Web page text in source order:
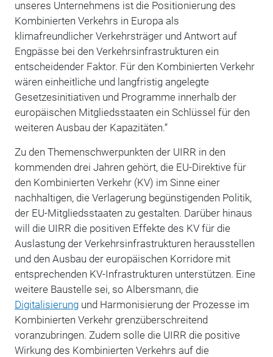
unseres Unternehmens ist die Positionierung des
Kombinierten Verkehrs in Europa als
klimafreundlicher Verkehrsträger und Antwort auf
Engpässe bei den Verkehrsinfrastrukturen ein
entscheidender Faktor. Für den Kombinierten Verkehr
wären einheitliche und langfristig angelegte
Gesetzesinitiativen und Programme innerhalb der
europäischen Mitgliedsstaaten ein Schlüssel für den
weiteren Ausbau der Kapazitäten.“
Zu den Themenschwerpunkten der UIRR in den
kommenden drei Jahren gehört, die EU-Direktive für
den Kombinierten Verkehr (KV) im Sinne einer
nachhaltigen, die Verlagerung begünstigenden Politik,
der EU-Mitgliedsstaaten zu gestalten. Darüber hinaus
will die UIRR die positiven Effekte des KV für die
Auslastung der Verkehrsinfrastrukturen herausstellen
und den Ausbau der europäischen Korridore mit
entsprechenden KV-Infrastrukturen unterstützen. Eine
weitere Baustelle sei, so Albersmann, die
Digitalisierungund Harmonisierung der Prozesse im
Kombinierten Verkehr grenzüberschreitend
voranzubringen. Zudem solle die UIRR die positive
Wirkung des Kombinierten Verkehrs auf die